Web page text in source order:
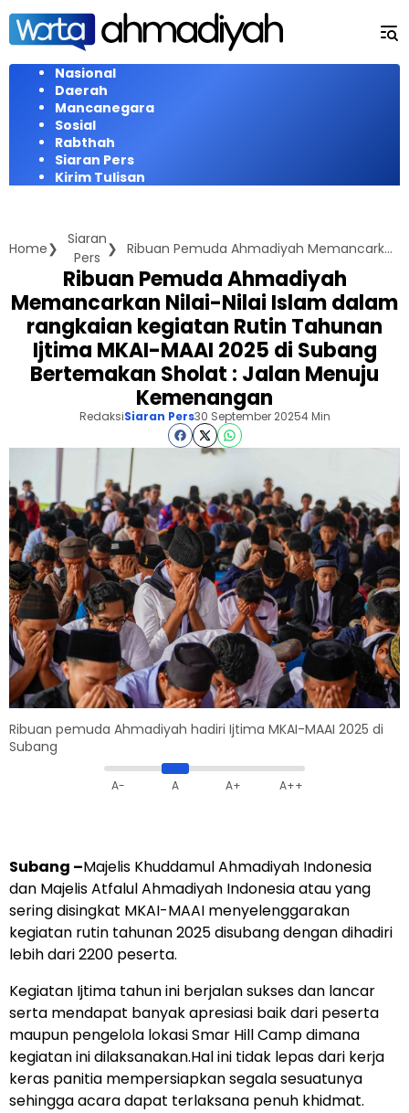
Langsung
konten
Nasional
Daerah
Mancanegara
Sosial
Rabthah
Siaran Pers
Kirim Tulisan
Home
Siaran
Pers
Ribuan Pemuda Ahmadiyah Memancarkan Nilai-Nilai Islam dalam rangkaian kegiatan Rutin Tahunan Ijtima MKAI-MAAI 2025 di Subang Bertemakan Sholat : Jalan Menuju Kemenangan
Ribuan Pemuda Ahmadiyah
Memancarkan Nilai-Nilai Islam dalam
rangkaian kegiatan Rutin Tahunan
Ijtima MKAI-MAAI 2025 di Subang
Bertemakan Sholat : Jalan Menuju
Kemenangan
RedaksiSiaran Pers30 September 20254 Min
Ribuan pemuda Ahmadiyah hadiri Ijtima MKAI-MAAI 2025 di
Subang
A- A A+ A++
Subang –Majelis Khuddamul Ahmadiyah Indonesia
dan Majelis Atfalul Ahmadiyah Indonesia atau yang
sering disingkat MKAI-MAAI menyelenggarakan
kegiatan rutin tahunan 2025 disubang dengan dihadiri
lebih dari 2200 peserta.
Kegiatan Ijtima tahun ini berjalan sukses dan lancar
serta mendapat banyak apresiasi baik dari peserta
maupun pengelola lokasi Smar Hill Camp dimana
kegiatan ini dilaksanakan.Hal ini tidak lepas dari kerja
keras panitia mempersiapkan segala sesuatunya
sehingga acara dapat terlaksana penuh khidmat.